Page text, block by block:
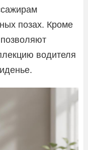
позах. Кроме
водителя